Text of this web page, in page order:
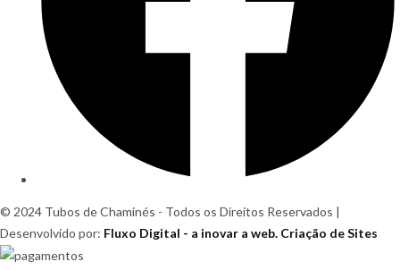
© 2024 Tubos de Chaminés - Todos os Direitos Reservados |
Desenvolvido por: Fluxo Digital - a inovar a web. Criação de Sites